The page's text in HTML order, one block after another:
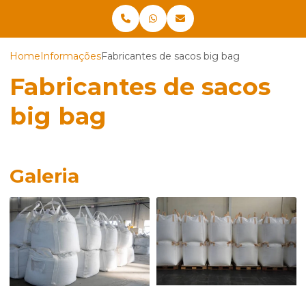
HomeInformaçõesFabricantes de sacos big bag
Fabricantes de sacos
big bag
Galeria